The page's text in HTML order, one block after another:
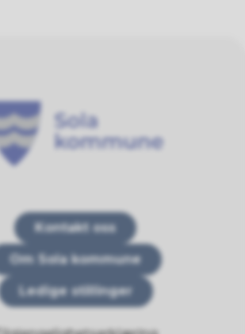
Kontakt oss
Om Sola kommune
Ledige stillinger